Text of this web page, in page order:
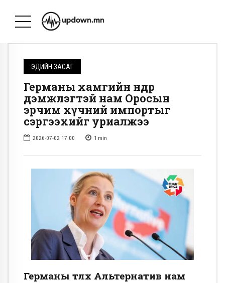
ЭДИЙН ЗАСАГ
Германы хамгийн өндөр
дэмжлэгтэй нам Оросын
эрчим хүчний импортыг
сэргээхийг уриалжээ
2026-07-02 17:00 1 min
Германы төлөөх Альтернатив нам